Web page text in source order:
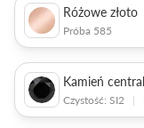
Różowe złoto
Próba 585
Kamień
Czystość: SI2 |